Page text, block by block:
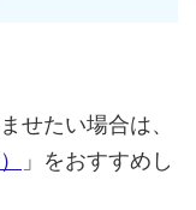
せたい場合は、
」をおすすめし